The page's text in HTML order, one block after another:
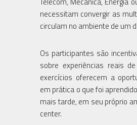
necessitam convergir as
circulam no ambiente de um
Os participantes são
sobre experiências reais
exercícios oferecem a
em prática o que foi
mais tarde, em seu próprio
center.